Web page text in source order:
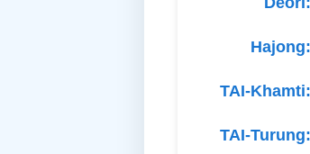
Hajong:
TAI-Khamti:
TAI-Turung: